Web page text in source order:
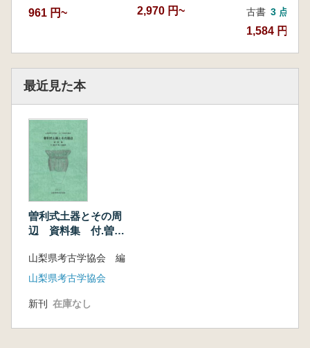
961 円~ 2,970 円~ 古書 3 点
1,584 円~
最近見た本
曽利式土器とその周
辺 資料集 付.曽利
山梨県考古学協会 編
山梨県考古学協会
新刊 在庫なし